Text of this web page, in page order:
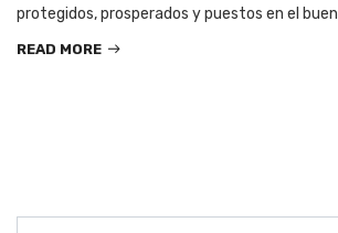
protegidos, prosperados y puestos en el buen
READ MORE